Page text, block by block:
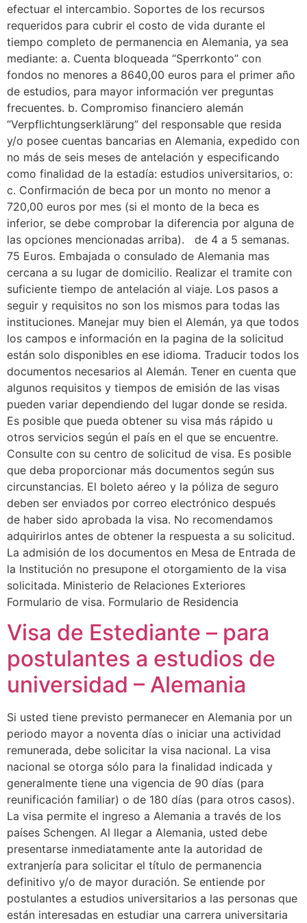
efectuar el intercambio. Soportes de los recursos
requeridos para cubrir el costo de vida durante el
tiempo completo de permanencia en Alemania, ya sea
mediante: a. Cuenta bloqueada “Sperrkonto” con
fondos no menores a 8640,00 euros para el primer año
de estudios, para mayor información ver preguntas
frecuentes. b. Compromiso financiero alemán
“Verpflichtungserklärung” del responsable que resida
y/o posee cuentas bancarias en Alemania, expedido con
no más de seis meses de antelación y especificando
como finalidad de la estadía: estudios universitarios, o:
c. Confirmación de beca por un monto no menor a
720,00 euros por mes (si el monto de la beca es
inferior, se debe comprobar la diferencia por alguna de
las opciones mencionadas arriba). de 4 a 5 semanas.
75 Euros. Embajada o consulado de Alemania mas
cercana a su lugar de domicilio. Realizar el tramite con
suficiente tiempo de antelación al viaje. Los pasos a
seguir y requisitos no son los mismos para todas las
instituciones. Manejar muy bien el Alemán, ya que todos
los campos e información en la pagina de la solicitud
están solo disponibles en ese idioma. Traducir todos los
documentos necesarios al Alemán. Tener en cuenta que
algunos requisitos y tiempos de emisión de las visas
pueden variar dependiendo del lugar donde se resida.
Es posible que pueda obtener su visa más rápido u
otros servicios según el país en el que se encuentre.
Consulte con su centro de solicitud de visa. Es posible
que deba proporcionar más documentos según sus
circunstancias. El boleto aéreo y la póliza de seguro
deben ser enviados por correo electrónico después
de haber sido aprobada la visa. No recomendamos
adquirirlos antes de obtener la respuesta a su solicitud.
La admisión de los documentos en Mesa de Entrada de
la Institución no presupone el otorgamiento de la visa
solicitada. Ministerio de Relaciones Exteriores
Formulario de visa. Formulario de Residencia
Visa de Estediante – para
postulantes a estudios de
universidad – Alemania
Si usted tiene previsto permanecer en Alemania por un
periodo mayor a noventa días o iniciar una actividad
remunerada, debe solicitar la visa nacional. La visa
nacional se otorga sólo para la finalidad indicada y
generalmente tiene una vigencia de 90 días (para
reunificación familiar) o de 180 días (para otros casos).
La visa permite el ingreso a Alemania a través de los
países Schengen. Al llegar a Alemania, usted debe
presentarse inmediatamente ante la autoridad de
extranjería para solicitar el título de permanencia
definitivo y/o de mayor duración. Se entiende por
postulantes a estudios universitarios a las personas que
están interesadas en estudiar una carrera universitaria